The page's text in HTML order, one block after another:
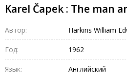
Karel Čapek : The man
Автор: Harkins William
Год: 1962
Язык: Английский